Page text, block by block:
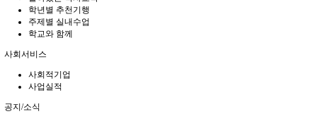
공지
소식
진행 프로그램
학년별 추천기행
주제별 실내수업
학교와 함께
사회서비스
사회적기업
사업실적
공지/소식